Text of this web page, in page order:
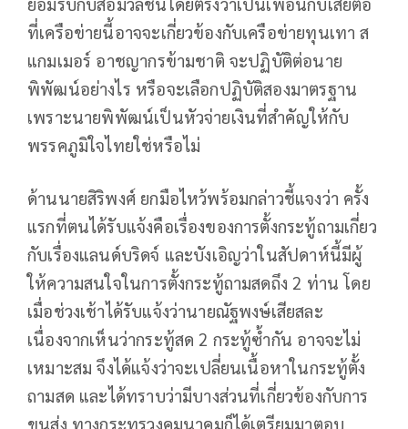
ที่เครือข่ายนี้อาจจะเกี่ยวข้องกับเครือข่ายทุนเทา ส
แกมเมอร์ อาชญากรข้ามชาติ จะปฏิบัติต่อนาย
พิพัฒน์อย่างไร หรือจะเลือกปฏิบัติสองมาตรฐาน
เพราะนายพิพัฒน์เป็นหัวจ่ายเงินที่สำคัญให้กับ
พรรคภูมิใจไทยใช่หรือไม่
ด้านนายสิริพงศ์ ยกมือไหว้พร้อมกล่าวชี้แจงว่า ครั้ง
แรกที่ตนได้รับแจ้งคือเรื่องของการตั้งกระทู้ถามเกี่ยว
กับเรื่องแลนด์บริดจ์ และบังเอิญว่าในสัปดาห์นี้มีผู้
ให้ความสนใจในการตั้งกระทู้ถามสดถึง 2 ท่าน โดย
เมื่อช่วงเช้าได้รับแจ้งว่านายณัฐพงษ์เสียสละ
เนื่องจากเห็นว่ากระทู้สด 2 กระทู้ซ้ำกัน อาจจะไม่
เหมาะสม จึงได้แจ้งว่าจะเปลี่ยนเนื้อหาในกระทู้ตั้ง
ถามสด และได้ทราบว่ามีบางส่วนที่เกี่ยวข้องกับการ
ขนส่ง ทางกระทรวงคมนาคมก็ได้เตรียมมาตอบ